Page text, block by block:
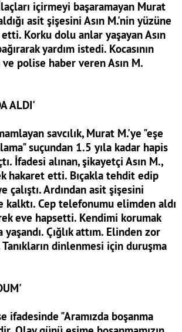
içirmeyi başaramayan Murat
asit şişesini Asın M.'nin yüzüne
Korku dolu anlar yaşayan Asın
yardım istedi. Kocasının
polise haber veren Asın M.
ALDI'
savcılık, Murat M.'ye "eşe
suçundan 1.5 yıla kadar hapis
İfadesi alınan, şikayetçi Asın M.,
hakaret etti. Bıçakla tehdit edip
çalıştı. Ardından asit şişesini
kalktı. Cep telefonumu elimden aldı
eve hapsetti. Kendimi korumak
Çığlık attım. Elinden zor
dinlenmesi için duruşma
ifadesinde "Aramızda boşanma